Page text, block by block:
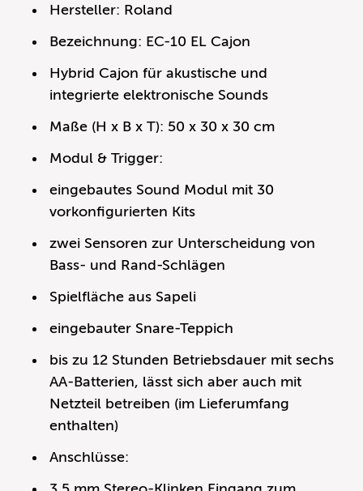
Hersteller: Roland
Bezeichnung: EC-10 EL Cajon
Hybrid Cajon für akustische und
integrierte elektronische Sounds
Maße (H x B x T): 50 x 30 x 30 cm
Modul & Trigger:
eingebautes Sound Modul mit 30
vorkonfigurierten Kits
zwei Sensoren zur Unterscheidung von
Bass- und Rand-Schlägen
Spielfläche aus Sapeli
eingebauter Snare-Teppich
bis zu 12 Stunden Betriebsdauer mit sechs
AA-Batterien, lässt sich aber auch mit
Netzteil betreiben (im Lieferumfang
enthalten)
Anschlüsse: